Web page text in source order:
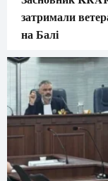
затримали
на Балі